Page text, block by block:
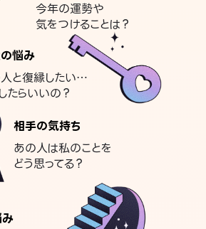
今年の運勢や
気をつけることは？
悩み
と復縁したい…
たらいいの？
相手の気持ち
あの人は私のことを
どう思ってる？